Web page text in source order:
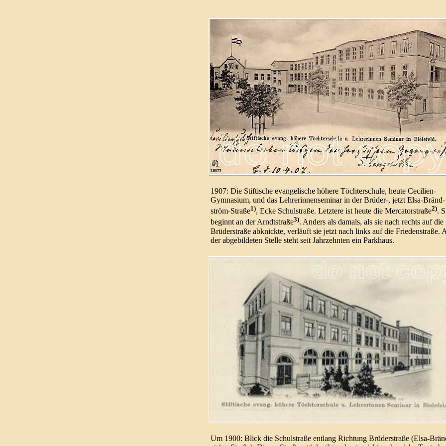
1907: Die Stif­ti­sche evan­ge­lische höhere Töch­ter­schule, heute Ceci­lien-
Gymna­sium, und das Lehre­rin­nen­se­minar in der Brüder-, jetzt Elsa-Bränd­
ström-Straße1), Ecke Schul­straße. Letz­tere ist heute die Merca­tor­straße2).
beginnt an der Arndt­straße3). Anders als damals, als sie nach rechts auf die
Brüder­straße abknickte, ver­läuft sie jetzt nach links auf die Frie­den­straße.
der abge­bil­deten Stelle steht seit Jahr­zehn­ten ein Park­haus.
Um 1900: Blick die Schulstraße entlang Richtung Brü­der­straße (Elsa-